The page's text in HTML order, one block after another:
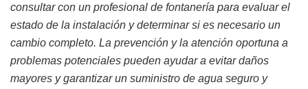
consultar con un profesional de fontanería para evaluar el
estado de la instalación y determinar si es necesario un
cambio completo. La prevención y la atención oportuna a
problemas potenciales pueden ayudar a evitar daños
mayores y garantizar un suministro de agua seguro y